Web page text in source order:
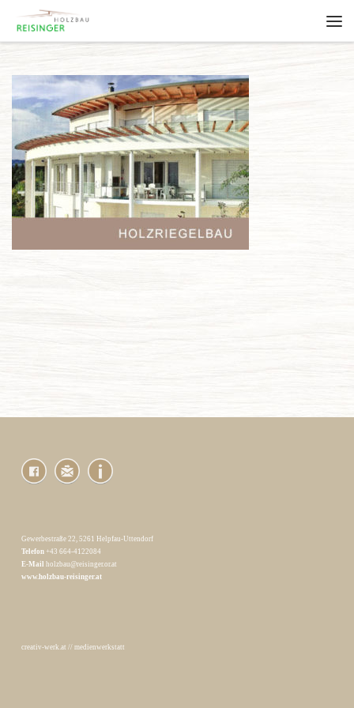
Gewerbestraße 22, 5261 Helpfau-Uttendorf
Telefon+43 664-4122084
E-Mail
holzbau@reisinger.or.at
www.holzbau-reisinger.at
creativ-werk.at // medienwerkstatt